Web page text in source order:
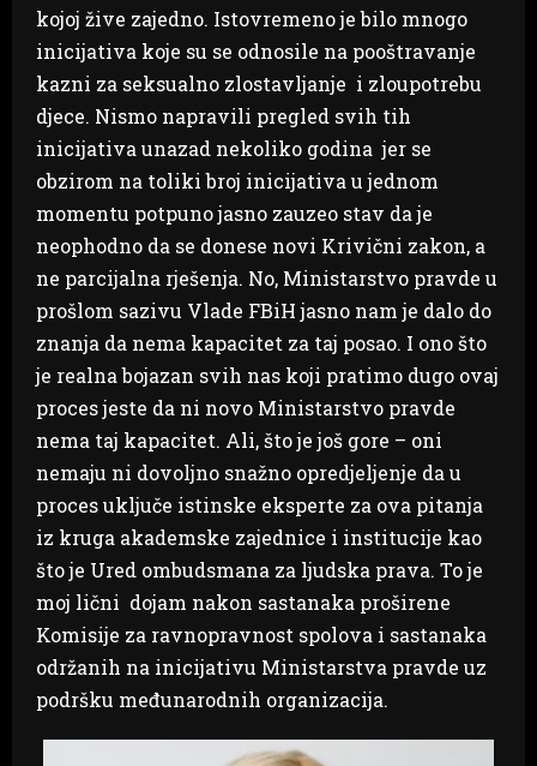
kojoj žive zajedno. Istovremeno je bilo mnogo
inicijativa koje su se odnosile na pooštravanje
kazni za seksualno zlostavljanje i zloupotrebu
djece. Nismo napravili pregled svih tih
inicijativa unazad nekoliko godina jer se
obzirom na toliki broj inicijativa u jednom
momentu potpuno jasno zauzeo stav da je
neophodno da se donese novi Krivični zakon, a
ne parcijalna rješenja. No, Ministarstvo pravde u
prošlom sazivu Vlade FBiH jasno nam je dalo do
znanja da nema kapacitet za taj posao. I ono što
je realna bojazan svih nas koji pratimo dugo ovaj
proces jeste da ni novo Ministarstvo pravde
nema taj kapacitet. Ali, što je još gore – oni
nemaju ni dovoljno snažno opredjeljenje da u
proces uključe istinske eksperte za ova pitanja
iz kruga akademske zajednice i institucije kao
što je Ured ombudsmana za ljudska prava. To je
moj lični dojam nakon sastanaka proširene
Komisije za ravnopravnost spolova i sastanaka
održanih na inicijativu Ministarstva pravde uz
podršku međunarodnih organizacija.